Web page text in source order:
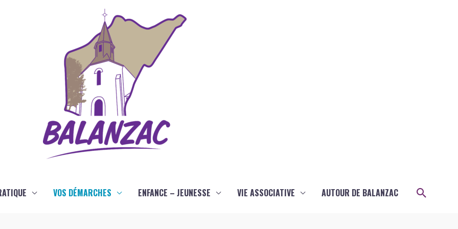
VOS DÉMARCHES ENFANCE – JEUNESSE VIE ASSOCIATIVE AUTOUR DE BALANZAC